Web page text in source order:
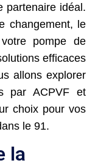
partenaire idéal.
changement, le
pompe de
efficaces
allons explorer
par ACPVF et
choix pour vos
le 91.
la